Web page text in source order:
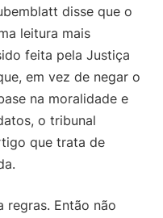
disse que o
leitura mais
feita pela Justiça
em vez de negar o
na moralidade e
o tribunal
que trata de
regras. Então não